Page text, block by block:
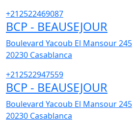
+212522469087
BCP - BEAUSEJOUR
Boulevard Yacoub El Mansour 245
20230 Casablanca
+212522947559
BCP - BEAUSEJOUR
Boulevard Yacoub El Mansour 245
20230 Casablanca